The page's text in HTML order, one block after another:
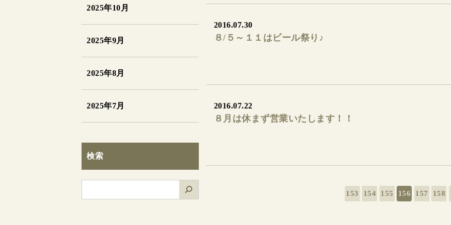
2025年10月
2025年9月
2025年8月
2025年7月
検索
2016.07.30
８/５～１１はビール祭り♪
2016.07.22
８月は休まず営業いたします！！
153 154 155 156 157 158